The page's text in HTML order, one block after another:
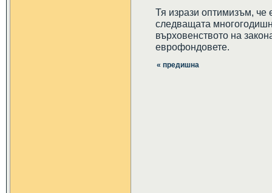
Тя изрази оптимизъм, че
следващата
върховенството на
еврофондовете.
« предишна